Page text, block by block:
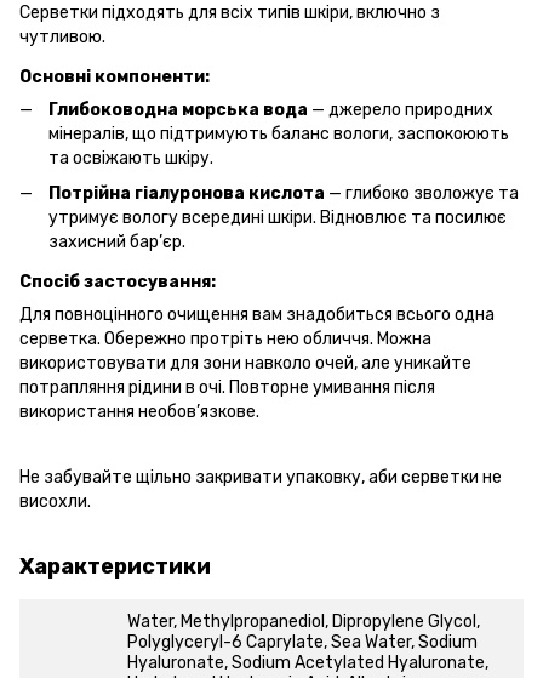
Серветки підходять для всіх типів шкіри, включно з
чутливою.
Основні компоненти:
Глибоководна морська вода — джерело природних
мінералів, що підтримують баланс вологи, заспокоюють
та освіжають шкіру.
Потрійна гіалуронова кислота — глибоко зволожує та
утримує вологу всередині шкіри. Відновлює та посилює
захисний бар’єр.
Спосіб застосування:
Для повноцінного очищення вам знадобиться всього одна
серветка. Обережно протріть нею обличчя. Можна
використовувати для зони навколо очей, але уникайте
потрапляння рідини в очі. Повторне умивання після
використання необов’язкове.
Не забувайте щільно закривати упаковку, аби серветки не
висохли.
Характеристики
Water, Methylpropanediol, Dipropylene Glycol,
Polyglyceryl-6 Caprylate, Sea Water, Sodium
Hyaluronate, Sodium Acetylated Hyaluronate,